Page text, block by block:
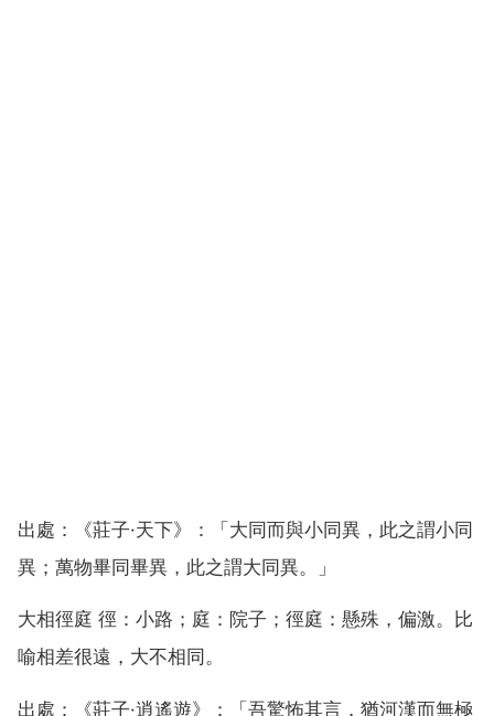
出處：《莊子·天下》：「大同而與小同異，此之謂小同
異；萬物畢同畢異，此之謂大同異。」
大相徑庭 徑：小路；庭：院子；徑庭：懸殊，偏激。比
喻相差很遠，大不相同。
出處：《莊子·逍遙遊》：「吾驚怖其言，猶河漢而無極